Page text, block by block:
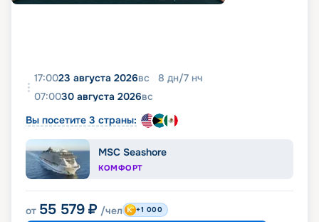
17:0023 августа 2026вс 8 дн/7 нч
07:0030 августа 2026вс
Вы посетите 3 страны:
MSC Seashore
КОМФОРТ
от 55 579 ₽ /чел +1 000